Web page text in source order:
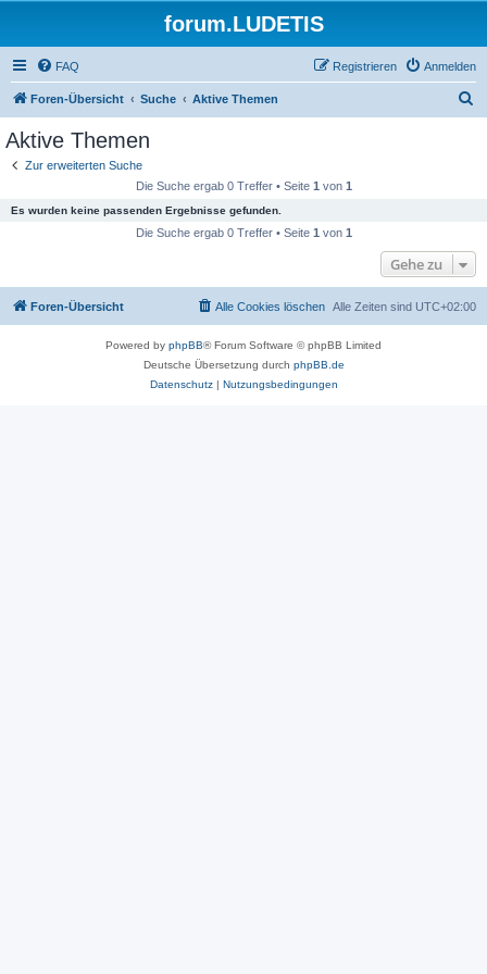
forum.LUDETIS
FAQ Anmelden
Registrieren
Foren-Übersicht Suche Aktive Themen
Aktive Themen
Zur erweiterten Suche
Die Suche ergab 0 Treffer • Seite 1 von 1
Es wurden keine passenden Ergebnisse gefunden.
Die Suche ergab 0 Treffer • Seite 1 von 1
Gehe zu
Foren-Übersicht Alle Zeiten sind UTC+02:00
Alle Cookies löschen
Powered by phpBB® Forum Software © phpBB Limited
Deutsche Übersetzung durch phpBB.de
Datenschutz| Nutzungsbedingungen